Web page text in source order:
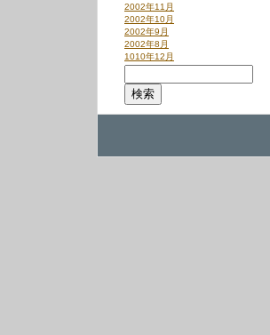
2002年11月
2002年10月
2002年9月
2002年8月
1010年12月